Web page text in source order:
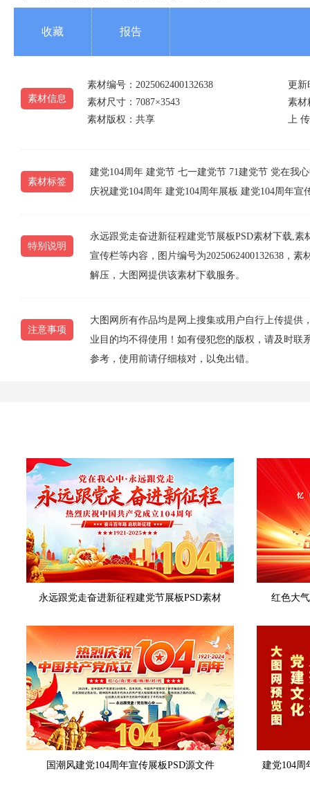
收藏 报告
素材信息
素材编号：2025062400132638
更新
素材尺寸：7087×3543
素材
素材版权：共享
上
素材标签
建党104周年 建党节 七一建党节 71建党节 党在我
庆祝建党104周年 建党104周年展板 建党104周年宣
特别说明
永远跟党走奋进新征程建党节展板PSD素材下载,
宣传栏等内容，图片编号为2025062400132638，
解压，大图网提供该素材下载服务。
注意事项
大图网所有作品均是网上搜集或用户自行上传提
业目的均不得使用！如有侵犯您的版权，请及时联
参考，使用前请仔细核对，以免出错。
永远跟党走奋进新征程建党节展板PSD素材 红色大
国潮风建党104周年宣传展板PSD源文件 建党104周